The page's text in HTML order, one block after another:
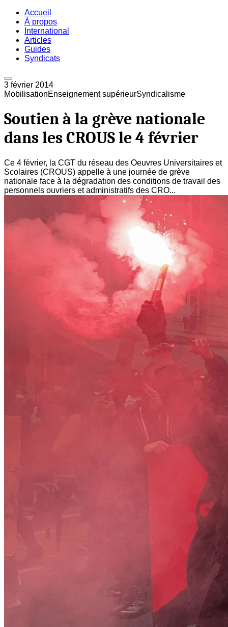
Accueil
À propos
International
Articles
Guides
Syndicats
3 février 2014
MobilisationEnseignement supérieurSyndicalisme
Soutien à la grève nationale
dans les CROUS le 4 février
Ce 4 février, la CGT du réseau des Oeuvres Universitaires et
Scolaires (CROUS) appelle à une journée de grève
nationale face à la dégradation des conditions de travail des
personnels ouvriers et administratifs des CRO...